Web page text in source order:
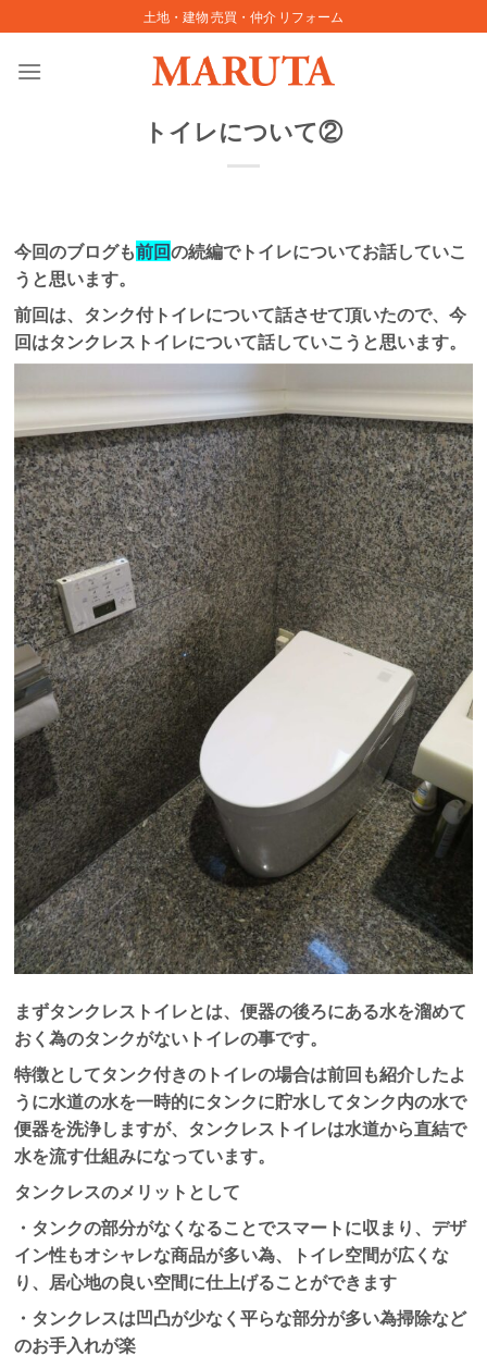
to
content
土地・建物 売買・仲介 リフォーム
トイレについて②
今回のブログも前回の続編でトイレについてお話していこ
うと思います。
前回は、タンク付トイレについて話させて頂いたので、今
回はタンクレストイレについて話していこうと思います。
まずタンクレストイレとは、便器の後ろにある水を溜めて
おく為のタンクがないトイレの事です。
特徴としてタンク付きのトイレの場合は前回も紹介したよ
うに水道の水を一時的にタンクに貯水してタンク内の水で
便器を洗浄しますが、タンクレストイレは水道から直結で
水を流す仕組みになっています。
タンクレスのメリットとして
・タンクの部分がなくなることでスマートに収まり、デザ
イン性もオシャレな商品が多い為、トイレ空間が広くな
り、居心地の良い空間に仕上げることができます
・タンクレスは凹凸が少なく平らな部分が多い為掃除など
のお手入れが楽